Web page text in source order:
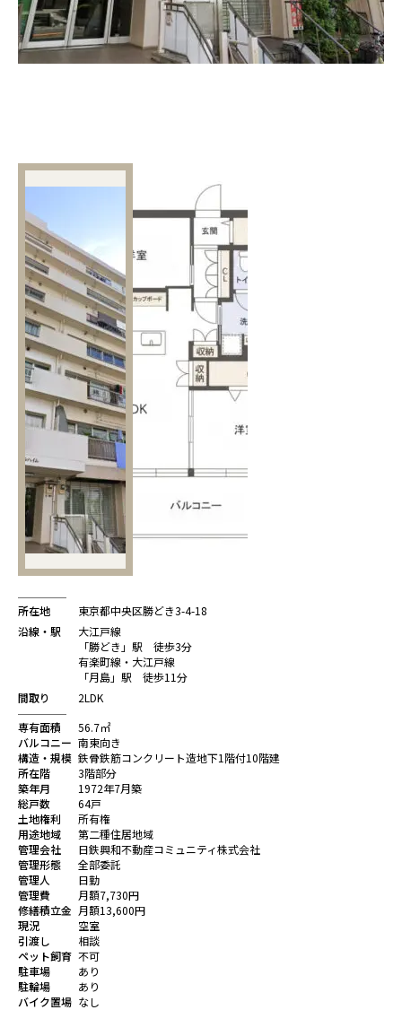
所在地
東京都中央区勝どき3-4-18
沿線・駅
大江戸線
「勝どき」駅 徒歩3分
有楽町線・大江戸線
「月島」駅 徒歩11分
間取り
2LDK
専有面積
56.7㎡
バルコニー 南東向き
構造・規模 鉄骨鉄筋コンクリート造地下1階付10階建
所在階
3階部分
築年月
1972年7月築
総戸数
64戸
土地権利
所有権
用途地域
第二種住居地域
管理会社
日鉄興和不動産コミュニティ株式会社
管理形態
全部委託
管理人
日勤
管理費
月額7,730円
修繕積立金 月額13,600円
現況
空室
引渡し
相談
ペット飼育 不可
駐車場
あり
駐輪場
あり
バイク置場 なし